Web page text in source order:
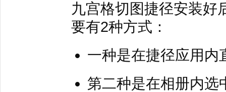
九宫格切图捷径安装好
要有2种方式：
一种是在捷径应用内
第二种是在相册内选